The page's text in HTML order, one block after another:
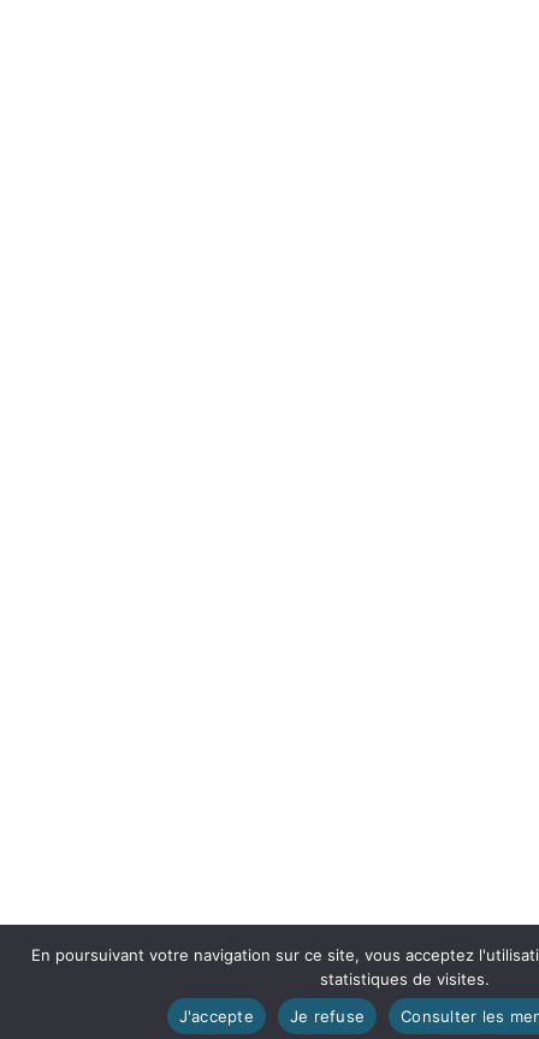
En poursuivant votre navigation sur ce site, vous acceptez
statistiques de visites.
J'accepte
Je refuse Consulter les